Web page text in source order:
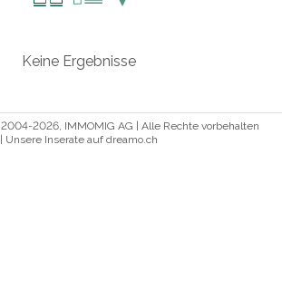
Keine Ergebnisse
2004-2026, IMMOMIG AG | Alle Rechte vorbehalten
| Unsere Inserate auf dreamo.ch